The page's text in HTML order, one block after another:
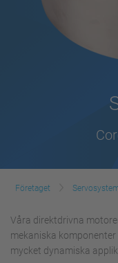
Företaget
Våra direktdrivna
mekaniska
mycket dynamiska